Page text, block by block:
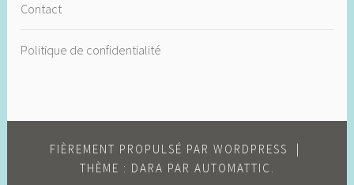
Contact
Politique de confidentialité
FIÈREMENT PROPULSÉ PAR WORDPRESS
|
THÈME : DARA PAR AUTOMATTIC